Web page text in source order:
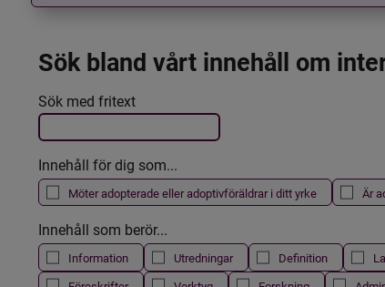
Sök bland vårt innehåll om
Filtrera resultatet
Det här formuläret postas automatiskt
Sök med fritext
Innehåll för dig som...
Möter adopterade eller adoptivföräldrar i ditt yrke Är
Innehåll som berör...
Information Utredningar Definition